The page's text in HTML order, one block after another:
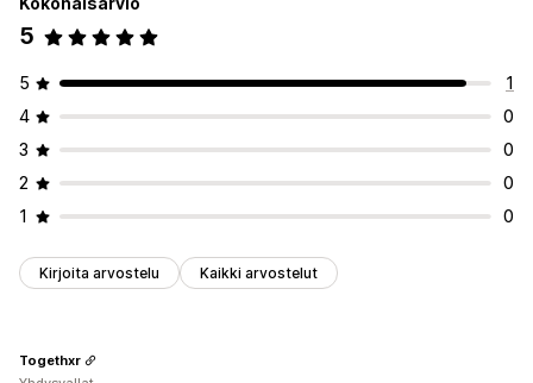
5
5
1
4
0
3
0
2
0
1
0
Kirjoita arvostelu Kaikki arvostelut
Togethxr